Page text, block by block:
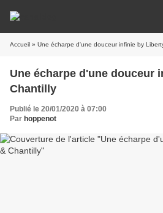
Accueil » Une écharpe d'une douceur infinie by
Une écharpe d'une douceur
Chantilly
Publié le 20/01/2020 à 07:00
Par hoppenot